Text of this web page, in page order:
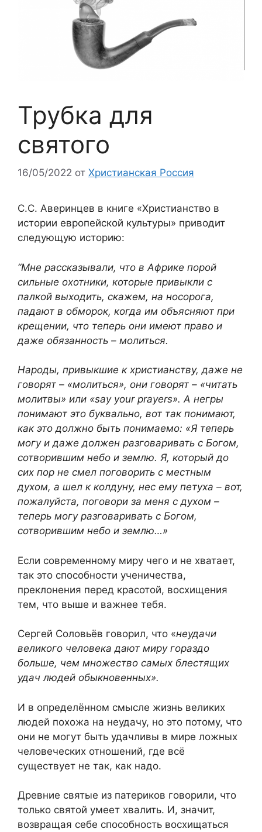
Трубка для
святого
16/05/2022 от Христианская Россия
С.С. Аверинцев в книге «Христианство в
истории европейской культуры» приводит
следующую историю:
“Мне рассказывали, что в Африке порой
сильные охотники, которые привыкли с
палкой выходить, скажем, на носорога,
падают в обморок, когда им объясняют при
крещении, что теперь они имеют право и
даже обязанность – молиться.
Народы, привыкшие к христианству, даже не
говорят – «молиться», они говорят – «читать
молитвы» или «say your prayers». А негры
понимают это буквально, вот так понимают,
как это должно быть понимаемо: «Я теперь
могу и даже должен разговаривать с Богом,
сотворившим небо и землю. Я, который до
сих пор не смел поговорить с местным
духом, а шел к колдуну, нес ему петуха – вот,
пожалуйста, поговори за меня с духом –
теперь могу разговаривать с Богом,
сотворившим небо и землю…»
Если современному миру чего и не хватает,
так это способности ученичества,
преклонения перед красотой, восхищения
тем, что выше и важнее тебя.
Сергей Соловьёв говорил, что «неудачи
великого человека дают миру гораздо
больше, чем множество самых блестящих
удач людей обыкновенных».
И в определённом смысле жизнь великих
людей похожа на неудачу, но это потому, что
они не могут быть удачливы в мире ложных
человеческих отношений, где всё
существует не так, как надо.
Древние святые из патериков говорили, что
только святой умеет хвалить. И, значит,
возвращая себе способность восхищаться